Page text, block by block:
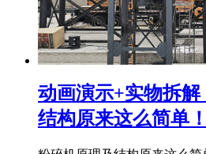
动画演示+实物拆解
结构原来这么简单